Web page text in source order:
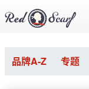
品牌A-Z 专题